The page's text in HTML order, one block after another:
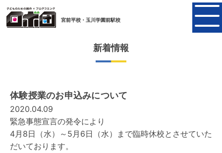
宮前平校・玉川学園前駅校
新着情報
体験授業のお申込みについて
2020.04.09
緊急事態宣言の発令により
4月8日（水）～5月6日（水）まで臨時休校とさせていた
だいております。